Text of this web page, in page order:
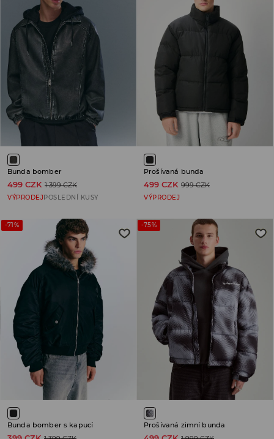
Bunda bomber
499 CZK 1 399 CZK
VÝPRODEJPOSLEDNÍ KUSY
Prošívaná bunda
499 CZK 999 CZK
VÝPRODEJ
-71%
Bunda bomber s kapucí
-75%
Prošívaná zimní bunda